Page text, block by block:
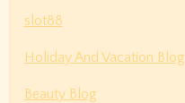
slot88
Holiday And Vacation Blog
Beauty Blog